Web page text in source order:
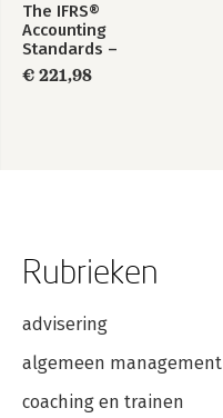
The IFRS®
Accounting
Standards –
Required Annotated
1 January 2026
€ 221,98
Rubrieken
advisering
algemeen management
coaching en trainen